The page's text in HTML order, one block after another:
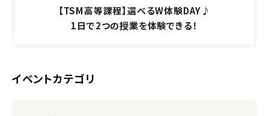
【TSM高等課程】選べるW体験DAY♪
1日で2つの授業を体験できる！
イベントカテゴリ